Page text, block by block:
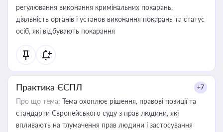
регулювання виконання кримінальних покарань,
діяльність органів і установ виконання покарань та статус
осіб, які відбувають покарання
Практика ЄСПЛ +7
Про що тема: Тема охоплює рішення, правові позиції та
стандарти Європейського суду з прав людини, які
впливають на тлумачення прав людини і застосування